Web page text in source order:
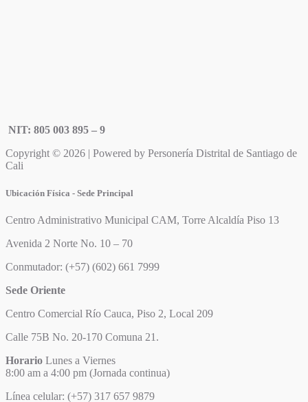
NIT: 805 003 895 – 9
Copyright © 2026 | Powered by Personería Distrital de Santiago de
Cali
Ubicación Física - Sede Principal
Centro Administrativo Municipal CAM, Torre Alcaldía Piso 13
Avenida 2 Norte No. 10 – 70
Conmutador: (+57) (602) 661 7999
Sede Oriente
Centro Comercial Río Cauca, Piso 2, Local 209
Calle 75B No. 20-170 Comuna 21.
Horario Lunes a Viernes
8:00 am a 4:00 pm (Jornada continua)
Línea celular: (+57) 317 657 9879